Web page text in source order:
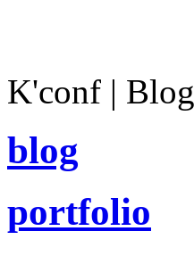
K'conf | Blog
blog
portfolio